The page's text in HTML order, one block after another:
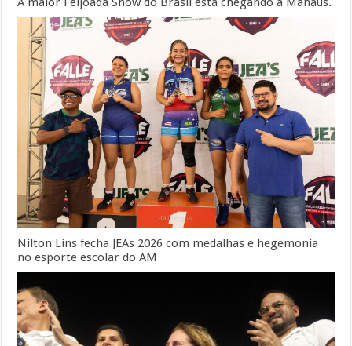
Nilton Lins fecha JEAs 2026 com medalhas e hegemonia
no esporte escolar do AM